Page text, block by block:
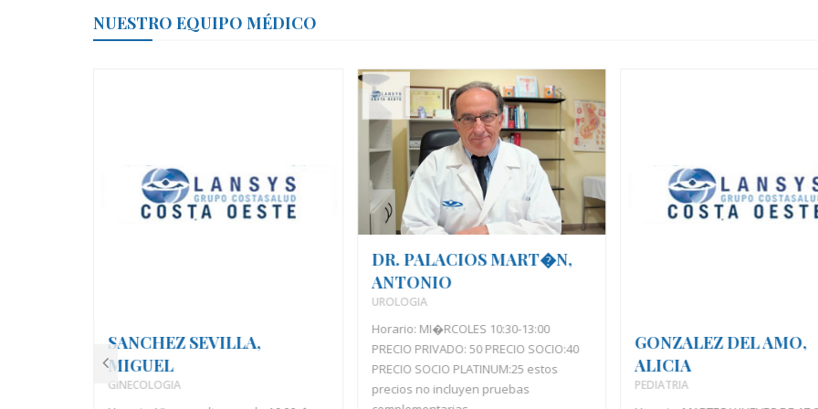
NUESTRO EQUIPO MÉDICO
SANCHEZ SEVILLA,
MIGUEL
GINECOLOGIA
DR. PALACIOS MART�N,
ANTONIO
UROLOGIA
Horario: MI�RCOLES 10:30-13:00
PRECIO PRIVADO: 50 PRECIO SOCIO:40
PRECIO SOCIO PLATINUM:25 estos
precios no incluyen pruebas
GONZALEZ DEL AMO,
ALICIA
PEDIATRIA